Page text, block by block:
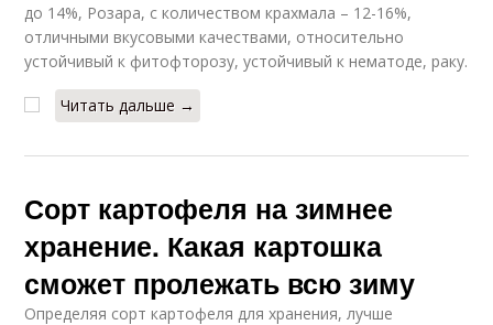
до 14%, Розара, с количеством крахмала – 12-16%,
отличными вкусовыми качествами, относительно
устойчивый к фитофторозу, устойчивый к нематоде, раку.
Читать дальше →
Сорт картофеля на зимнее
хранение. Какая картошка
сможет пролежать всю зиму
Определяя сорт картофеля для хранения, лучше